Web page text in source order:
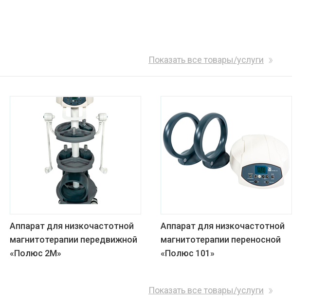
Показать все товары/услуги
Аппарат для низкочастотной
магнитотерапии передвижной
«Полюс 2М»
Аппарат для низкочастотной
магнитотерапии переносной
«Полюс 101»
Показать все товары/услуги